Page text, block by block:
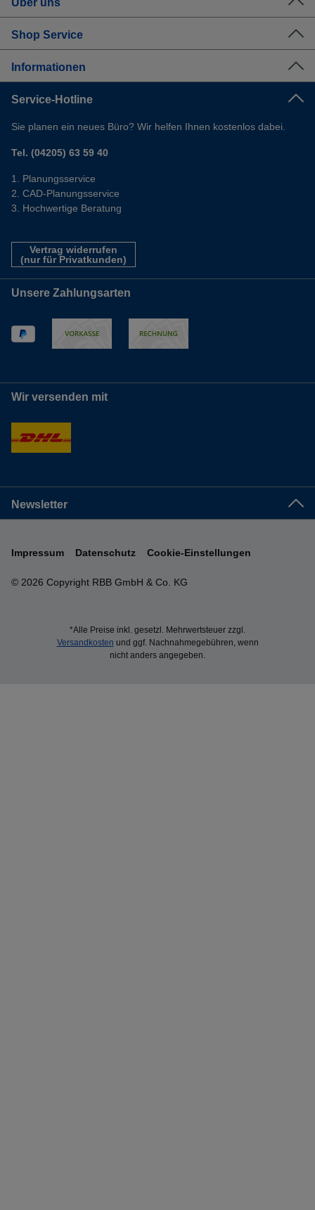
Über uns
Shop Service
Informationen
Service-Hotline
Sie planen ein neues Büro? Wir helfen Ihnen kostenlos dabei.
Tel. (04205) 63 59 40
Planungsservice
CAD-Planungsservice
Hochwertige Beratung
Vertrag widerrufen
(nur für Privatkunden)
Unsere Zahlungsarten
Wir versenden mit
Newsletter
© 2026 Copyright RBB GmbH & Co. KG
Impressum Datenschutz Cookie-Einstellungen
*Alle Preise inkl. gesetzl. Mehrwertsteuer zzgl.
Versandkosten und ggf. Nachnahmegebühren, wenn
nicht anders angegeben.